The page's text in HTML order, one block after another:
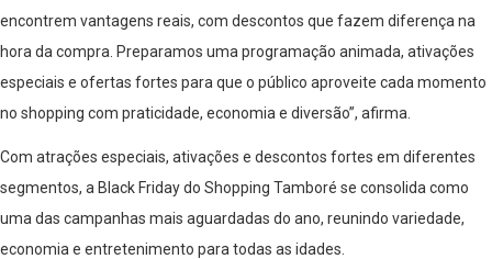
encontrem vantagens reais, com descontos que fazem diferença na
hora da compra. Preparamos uma programação animada, ativações
especiais e ofertas fortes para que o público aproveite cada momento
no shopping com praticidade, economia e diversão”, afirma.
Com atrações especiais, ativações e descontos fortes em diferentes
segmentos, a Black Friday do Shopping Tamboré se consolida como
uma das campanhas mais aguardadas do ano, reunindo variedade,
economia e entretenimento para todas as idades.